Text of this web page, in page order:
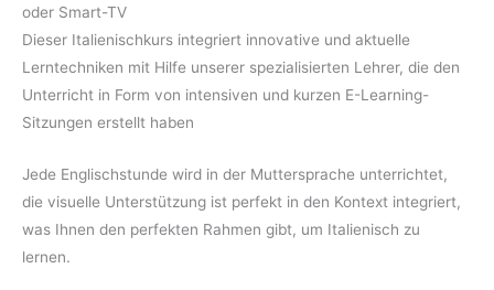
oder Smart-TV
Dieser Italienischkurs integriert innovative und aktuelle
Lerntechniken mit Hilfe unserer spezialisierten Lehrer, die den
Unterricht in Form von intensiven und kurzen E-Learning-
Sitzungen erstellt haben
Jede Englischstunde wird in der Muttersprache unterrichtet,
die visuelle Unterstützung ist perfekt in den Kontext integriert,
was Ihnen den perfekten Rahmen gibt, um Italienisch zu
lernen.